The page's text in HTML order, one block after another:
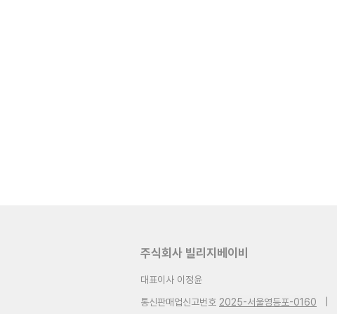
주식회사 빌리지베이비
대표이사 이정윤
통신판매업신고번호 2025-서울영등포-0160